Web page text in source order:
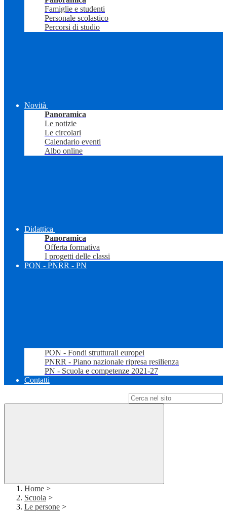
Famiglie e studenti
Personale scolastico
Percorsi di studio
Novità
Panoramica
Le notizie
Le circolari
Calendario eventi
Albo online
Didattica
Panoramica
Offerta formativa
I progetti delle classi
PON - PNRR - PN
PON - Fondi strutturali europei
PNRR - Piano nazionale ripresa resilienza
PN - Scuola e competenze 2021-27
Contatti
Home >
Scuola >
Le persone >